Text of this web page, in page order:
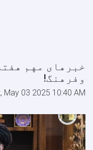
خبرهای مهم
وفرهنگ!
May 03 2025 10:40 AM